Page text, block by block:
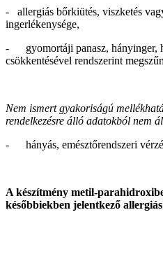
- allergiás bőrkiütés, viszketés
ingerlékenysége,
- gyomortáji panasz, hányinger,
csökkentésével rendszerint
Nem ismert gyakoriságú
rendelkezésre álló adatokból nem
- hányás, emésztőrendszeri
A készítmény metil-
későbbiekben jelentkező